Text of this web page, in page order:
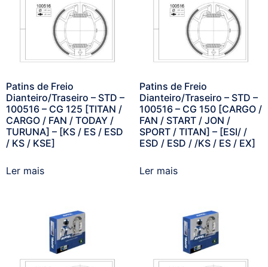
Patins de Freio
Dianteiro/Traseiro – STD –
100516 – CG 125 [TITAN /
CARGO / FAN / TODAY /
TURUNA] – [KS / ES / ESD
/ KS / KSE]
Ler mais
Patins de Freio
Dianteiro/Traseiro – STD –
100516 – CG 150 [CARGO /
FAN / START / JON /
SPORT / TITAN] – [ESI/ /
ESD / ESD / /KS / ES / EX]
Ler mais